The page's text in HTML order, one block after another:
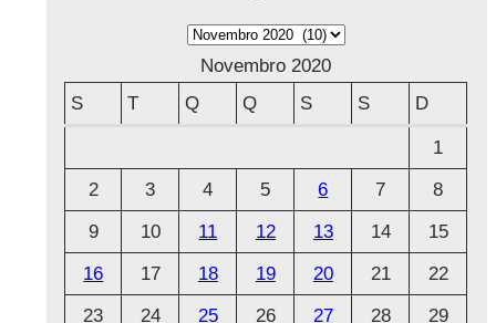
A
q
Novembro 2020
S
T Q Q S S D
1
2
3 4 5 6 7
8
9
10 11 12 13 14
15
16
17 18 19 20 21
22
23
24 25 26 27 28
29